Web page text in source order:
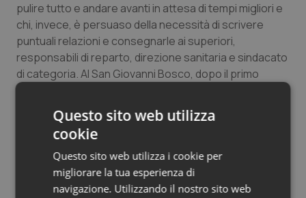
pulire tutto e andare avanti in attesa di tempi migliori e
chi, invece, è persuaso della necessità di scrivere
puntuali relazioni e consegnarle ai superiori,
responsabili di reparto, direzione sanitaria e sindacato
di categoria. Al San Giovanni Bosco, dopo il primo
clamoroso episodio di novembre, quando una
paziente dello Sri Lanka intubata fu trovata
letteralmente invasa dalle formiche, e a seguito degli
infruttuosi interventi di disinfestazione (che ancora
vanno avanti) conditi da successivi numerosi ripetuti
avvistamenti di formiche in vari reparti (in Medicina,
Chirurgia, in sala operatoria e infine in Rianimazione) è
Questo sito web utilizza
cookie
Questo sito web utilizza i cookie per
migliorare la tua esperienza di
navigazione. Utilizzando il nostro sito web